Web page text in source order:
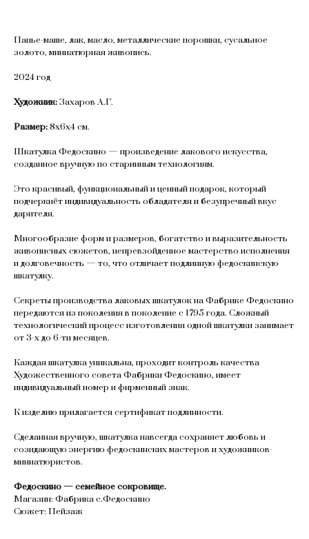
Папье-маше, лак, масло, металлические порошки, сусальное
золото, миниатюрная живопись.
2024 год
Художник:Захаров А.Г.
Размер:8х6х4 см.
Шкатулка Федоскино — произведение лакового искусства,
созданное вручную по старинным технологиям.
Это красивый, функциональный и ценный подарок, который
подчеркнёт индивидуальность обладателя и безупречный вкус
дарителя.
Многообразие форм и размеров, богатство и выразительность
живописных сюжетов, непревзойденное мастерство исполнения
и долговечность — то, что отличает подлинную федоскинскую
шкатулку.
Секреты производства лаковых шкатулок на Фабрике Федоскино
передаются из поколения в поколение с 1795 года. Сложный
технологический процесс изготовления одной шкатулки занимает
от 3-х до 6-ти месяцев.
Каждая шкатулка уникальна, проходит контроль качества
Художественного совета Фабрики Федоскино, имеет
индивидуальный номер и фирменный знак.
К изделию прилагается сертификат подлинности.
Сделанная вручную, шкатулка навсегда сохраняет любовь и
созидающую энергию федоскинских мастеров и художников-
миниатюристов.
Федоскино — семейное сокровище.
Магазин: Фабрика с.Федоскино
Сюжет: Пейзаж